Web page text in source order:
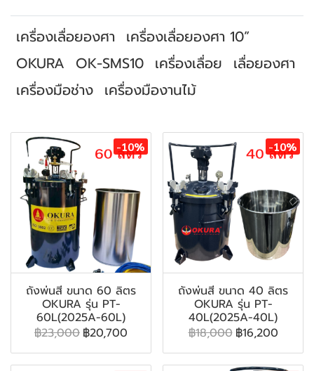
เครื่องเลื่อยองศา เครื่องเลื่อยองศา 10”
OKURA OK-SMS10 เครื่องเลื่อย เลื่อยองศา
เครื่องมือช่าง เครื่องมืองานไม้
-10%
ถังพ่นสี ขนาด 60 ลิตร
OKURA รุ่น PT-
60L(2025A-60L)
฿23,000 ฿20,700
-10%
ถังพ่นสี ขนาด 40 ลิตร
OKURA รุ่น PT-
40L(2025A-40L)
฿18,000 ฿16,200